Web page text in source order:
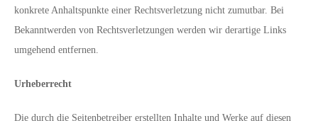
konkrete Anhaltspunkte einer Rechtsverletzung nicht zumutbar. Bei
Bekanntwerden von Rechtsverletzungen werden wir derartige Links
umgehend entfernen.
Urheberrecht
Die durch die Seitenbetreiber erstellten Inhalte und Werke auf diesen